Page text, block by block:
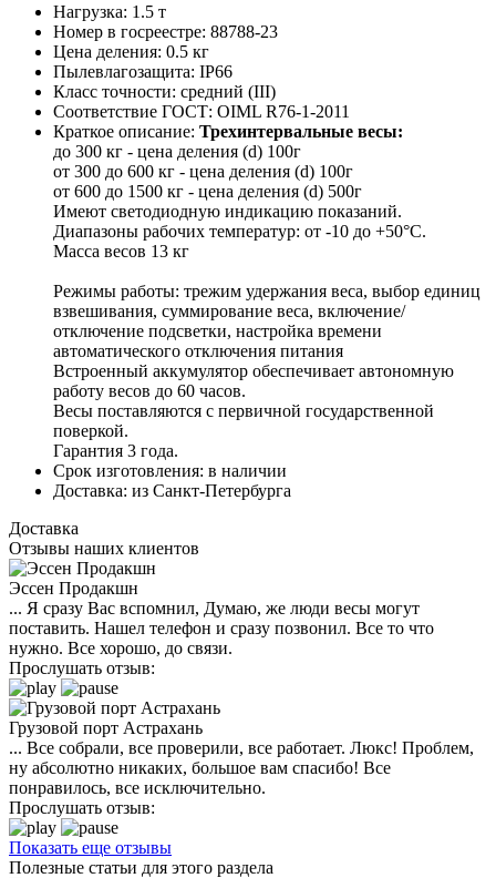
Нагрузка: 1.5 т
Номер в госреестре: 88788-23
Цена деления: 0.5 кг
Пылевлагозащита: IP66
Класс точности: средний (III)
Соответствие ГОСТ: OIML R76-1-2011
Краткое описание: Трехинтервальные весы:
до 300 кг - цена деления (d) 100г
от 300 до 600 кг - цена деления (d) 100г
от 600 до 1500 кг - цена деления (d) 500г
Имеют светодиодную индикацию показаний.
Диапазоны рабочих температур: от -10 до +50°С.
Масса весов 13 кг
Режимы работы: трежим удержания веса, выбор единиц
взвешивания, суммирование веса, включение/
отключение подсветки, настройка времени
автоматического отключения питания
Встроенный аккумулятор обеспечивает автономную
работу весов до 60 часов.
Весы поставляются с первичной государственной
поверкой.
Гарантия 3 года.
Срок изготовления: в наличии
Доставка: из Санкт-Петербурга
Доставка
Отзывы наших клиентов
Эссен Продакшн
... Я сразу Вас вспомнил, Думаю, же люди весы могут
поставить. Нашел телефон и сразу позвонил. Все то что
нужно. Все хорошо, до связи.
Прослушать отзыв:
Грузовой порт Астрахань
... Все собрали, все проверили, все работает. Люкс! Проблем,
ну абсолютно никаких, большое вам спасибо! Все
понравилось, все исключительно.
Прослушать отзыв:
Показать еще отзывы
Полезные статьи для этого раздела